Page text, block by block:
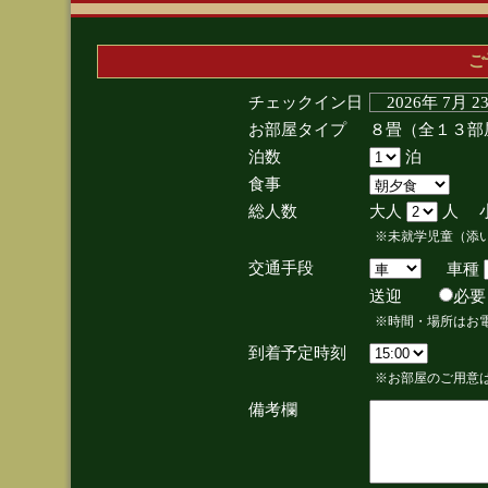
チェックイン日
2026年 7月
お部屋タイプ
８畳（全１３
泊数
泊
食事
総人数
大人 人
※未就学児童（添
交通手段
車種
送迎
※時間・場所はお
到着予定時刻
※お部屋のご用意
備考欄